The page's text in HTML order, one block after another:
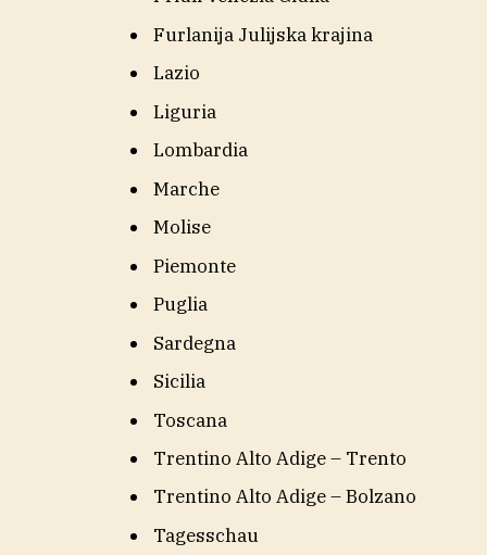
Furlanija Julijska krajina
Lazio
Liguria
Lombardia
Marche
Molise
Piemonte
Puglia
Sardegna
Sicilia
Toscana
Trentino Alto Adige – Trento
Trentino Alto Adige – Bolzano
Tagesschau